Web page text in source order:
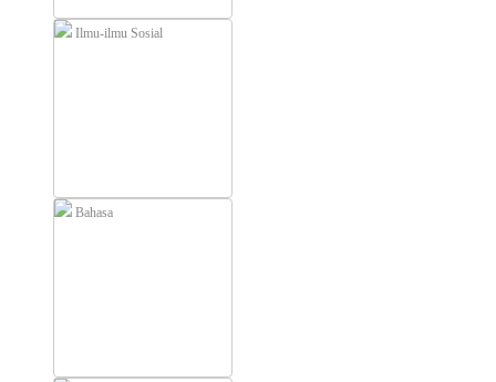
Ilmu-ilmu Sosial
Bahasa